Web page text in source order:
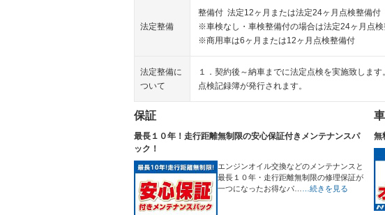
法定整備
整備付 法定12ヶ月または法定24ヶ月点検整備付
※車検なし・車検整備付の場合は法定24ヶ月点
※商用車は6ヶ月または12ヶ月点検整備付
法定整備に
ついて
１．契約後～納車までに法定点検を実施致しま
点検記録簿が発行されます。
保証
最長１０年！走行距離無制限の安心保証付きメンテナンスパ
ック！
エンジンオイル交換などのメンテナンスと
最長１０年・走行距離無制限の修理保証が
一つになったお得なパ…
…続きを見る
無